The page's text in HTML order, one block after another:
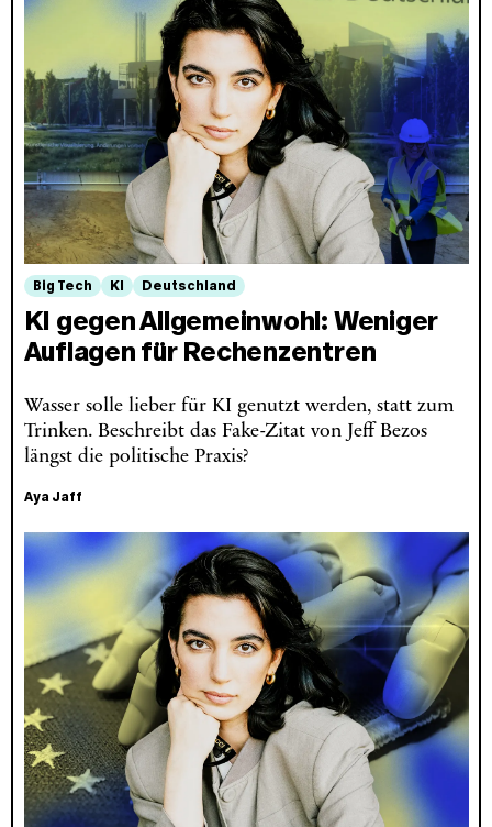
Big Tech KI Deutschland
KI gegen Allgemeinwohl: Weniger
Auflagen für Rechenzentren
Wasser solle lieber für KI genutzt werden, statt zum
Trinken. Beschreibt das Fake-Zitat von Jeff Bezos
längst die politische Praxis?
Aya Jaff